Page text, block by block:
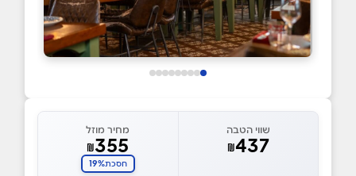
שווי הטבה
₪437
מחיר מוזל
₪355
חסכת19%